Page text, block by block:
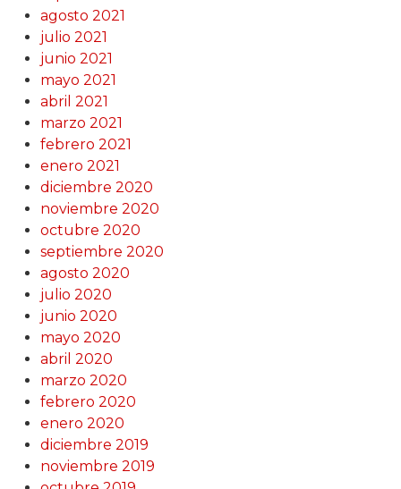
agosto 2021
julio 2021
junio 2021
mayo 2021
abril 2021
marzo 2021
febrero 2021
enero 2021
diciembre 2020
noviembre 2020
octubre 2020
septiembre 2020
agosto 2020
julio 2020
junio 2020
mayo 2020
abril 2020
marzo 2020
febrero 2020
enero 2020
diciembre 2019
noviembre 2019